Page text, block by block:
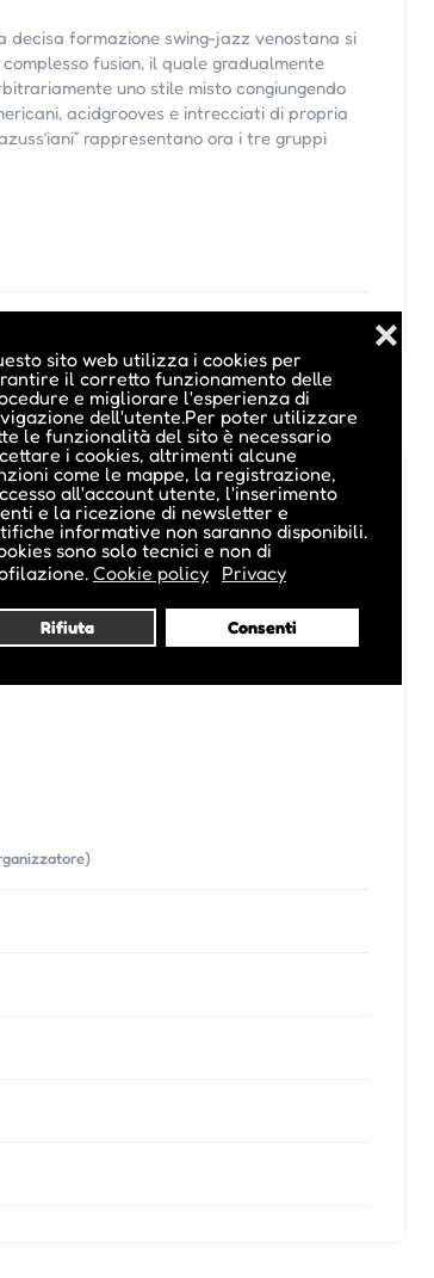
sito web utilizza i cookies per
il corretto funzionamento delle
e migliorare l'esperienza di
dell'utente.Per poter utilizzare
le funzionalità del sito è necessario
i cookies, altrimenti alcune
come le mappe, la registrazione,
all'account utente, l'inserimento
e la ricezione di newsletter e
informative non saranno disponibili.
sono solo tecnici e non di
Cookie policy Privacy
Rifiuta Consenti
❌
decisa formazione swing-jazz venostana si
fusion, il quale gradualmente
uno stile misto congiungendo
acidgrooves e intrecciati di propria
rappresentano ora i tre gruppi